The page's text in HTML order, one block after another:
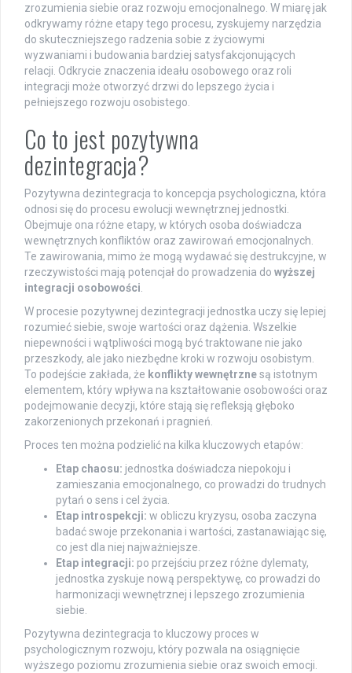
zrozumienia siebie oraz rozwoju emocjonalnego. W miarę jak
odkrywamy różne etapy tego procesu, zyskujemy narzędzia
do skuteczniejszego radzenia sobie z życiowymi
wyzwaniami i budowania bardziej satysfakcjonujących
relacji. Odkrycie znaczenia ideału osobowego oraz roli
integracji może otworzyć drzwi do lepszego życia i
pełniejszego rozwoju osobistego.
Co to jest pozytywna
dezintegracja?
Pozytywna dezintegracja to koncepcja psychologiczna, która
odnosi się do procesu ewolucji wewnętrznej jednostki.
Obejmuje ona różne etapy, w których osoba doświadcza
wewnętrznych konfliktów oraz zawirowań emocjonalnych.
Te zawirowania, mimo że mogą wydawać się destrukcyjne, w
rzeczywistości mają potencjał do prowadzenia do wyższej
integracji osobowości.
W procesie pozytywnej dezintegracji jednostka uczy się lepiej
rozumieć siebie, swoje wartości oraz dążenia. Wszelkie
niepewności i wątpliwości mogą być traktowane nie jako
przeszkody, ale jako niezbędne kroki w rozwoju osobistym.
To podejście zakłada, że konflikty wewnętrznesą istotnym
elementem, który wpływa na kształtowanie osobowości oraz
podejmowanie decyzji, które stają się refleksją głęboko
zakorzenionych przekonań i pragnień.
Proces ten można podzielić na kilka kluczowych etapów:
Etap chaosu: jednostka doświadcza niepokoju i
zamieszania emocjonalnego, co prowadzi do trudnych
pytań o sens i cel życia.
Etap introspekcji: w obliczu kryzysu, osoba zaczyna
badać swoje przekonania i wartości, zastanawiając się,
co jest dla niej najważniejsze.
Etap integracji: po przejściu przez różne dylematy,
jednostka zyskuje nową perspektywę, co prowadzi do
harmonizacji wewnętrznej i lepszego zrozumienia
siebie.
Pozytywna dezintegracja to kluczowy proces w
psychologicznym rozwoju, który pozwala na osiągnięcie
wyższego poziomu zrozumienia siebie oraz swoich emocji.